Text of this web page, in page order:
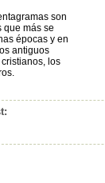
son
que más se
épocas y en
antiguos
los